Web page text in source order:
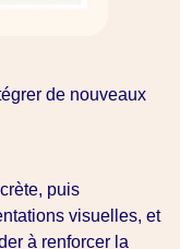
de nouveaux
puis
visuelles, et
à renforcer la